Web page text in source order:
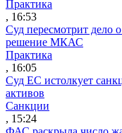
Практика
, 16:53
Суд пересмотрит дело
решение МКАС
Практика
, 16:05
Суд ЕС истолкует
активов
Санкции
, 15:24